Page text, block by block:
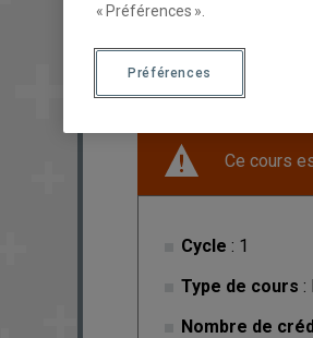
Description
Ce cours
Cycle : 1
Type de cours :
Nombre de
« Préférences ».
Préférences